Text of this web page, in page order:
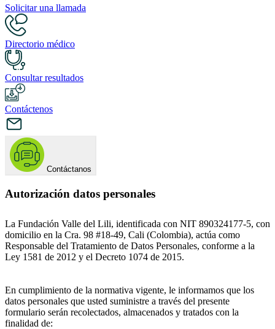
Solicitar una llamada
Directorio médico
Consultar resultados
Contáctenos
Contáctanos
Autorización datos personales
La Fundación Valle del Lili, identificada con NIT 890324177-5, con
domicilio en la Cra. 98 #18-49, Cali (Colombia), actúa como
Responsable del Tratamiento de Datos Personales, conforme a la
Ley 1581 de 2012 y el Decreto 1074 de 2015.
En cumplimiento de la normativa vigente, le informamos que los
datos personales que usted suministre a través del presente
formulario serán recolectados, almacenados y tratados con la
finalidad de: